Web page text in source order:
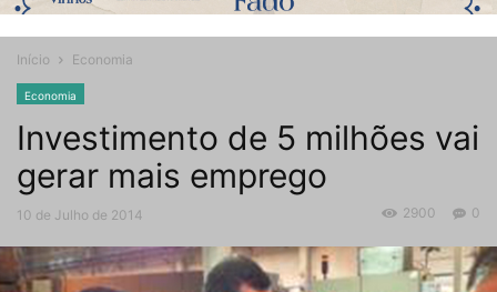
Início Economia
Economia
Investimento de 5 milhões vai
gerar mais emprego
10 de Julho de 2014 0
2900